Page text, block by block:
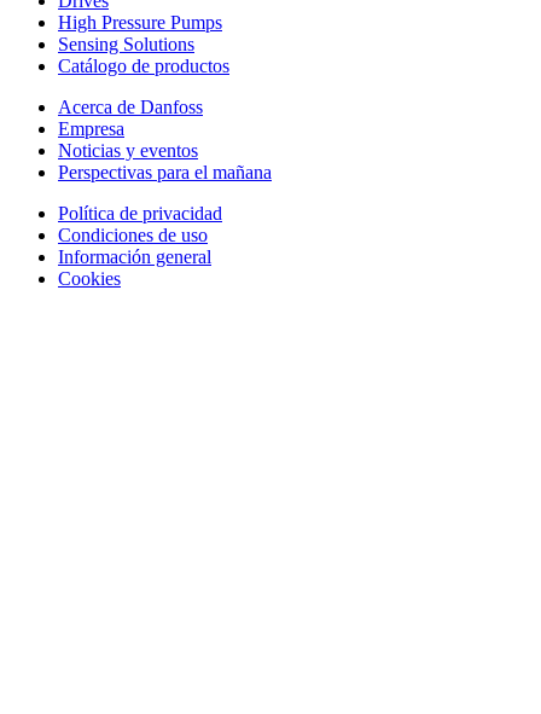
High Pressure Pumps
Sensing Solutions
Catálogo de productos
Acerca de Danfoss
Empresa
Noticias y eventos
Perspectivas para el mañana
Política de privacidad
Condiciones de uso
Información general
Cookies